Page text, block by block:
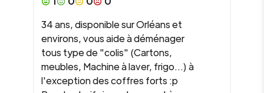
34 ans, disponible sur Orléans et
environs, vous aide à déménager
tous type de "colis" (Cartons,
meubles, Machine à laver, frigo...) à
l'exception des coffres forts :p